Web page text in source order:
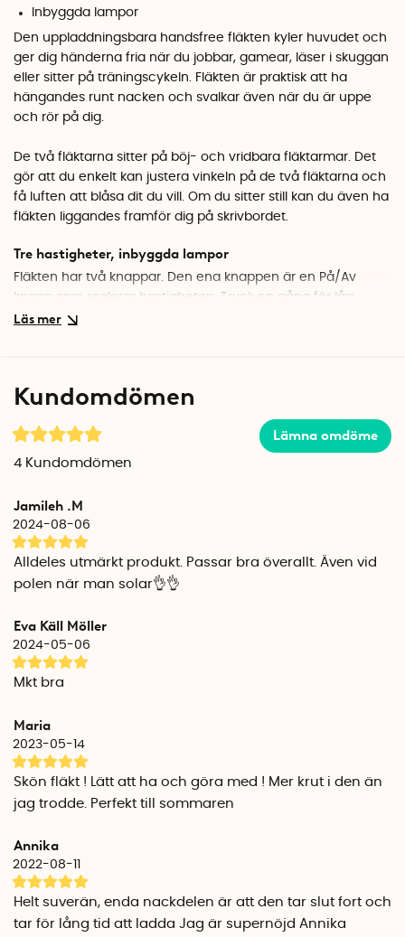
Inbyggda lampor
Den uppladdningsbara handsfree fläkten kyler huvudet och
ger dig händerna fria när du jobbar, gamear, läser i skuggan
eller sitter på träningscykeln. Fläkten är praktisk att ha
hängandes runt nacken och svalkar även när du är uppe
och rör på dig.
De två fläktarna sitter på böj- och vridbara fläktarmar. Det
gör att du enkelt kan justera vinkeln på de två fläktarna och
få luften att blåsa dit du vill. Om du sitter still kan du även ha
fläkten liggandes framför dig på skrivbordet.
Tre hastigheter, inbyggda lampor
Fläkten har två knappar. Den ena knappen är en På/Av
knapp som reglerar hastigheten. Tryck en gång för låg
hastighet, två gånger för medelhastighet och tre gånger för
Med den andra knappen tänder du de inbyggda LED-
lamporna. LED-lamporna inuti de två fläktarna kan lysa med
fast eller växlande sken.
Ett tryck: Växlande färgsken röd, vit, grön, blå, lila, gul.
Laddning
Fläkten laddas upp i valfritt USB-uttag med den medföljande
USB-sladden. Laddningslampan lyser med ett rött sken när
fläkten laddar och ett blått sken när den är fulladdad.
ca 2-4 timmars drifttid beroende på inställning.
I förpackningen följer det även med ett litet paket med 2st
doftkuddar. Doftkuddarna sätter du i "navet" på varje fläkt.
Skruva loss mittenkapseln på fläkten (motsols), sätt en
doftpåse i vardera fläkt och skruva tillbaka mittenkapseln.
När doften går ur kuddarna kan du använda egna
doftkuddar, eller droppa lite väldoftande olja på de
ursprungliga kuddarna.
Kundomdömen
Lämna omdöme
4 Kundomdömen
Jamileh .M
2024-08-06
Alldeles utmärkt produkt. Passar bra överallt. Även vid
polen när man solar👌👌
Eva Käll Möller
2024-05-06
Mkt bra
Maria
2023-05-14
Skön fläkt ! Lätt att ha och göra med ! Mer krut i den än
jag trodde. Perfekt till sommaren
Annika
2022-08-11
Helt suverän, enda nackdelen är att den tar slut fort och
tar för lång tid att ladda Jag är supernöjd Annika